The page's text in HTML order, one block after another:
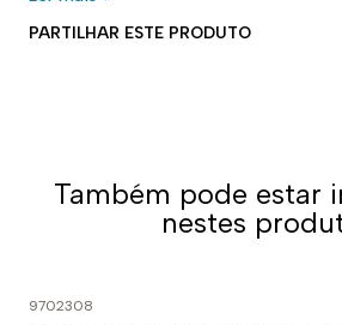
- Elástico para um ajuste seguro
Perfeita para nadar. Projetado
treinos ou competições. A
PARTILHAR ESTE PRODUTO
Também pode estar
nestes
9702308